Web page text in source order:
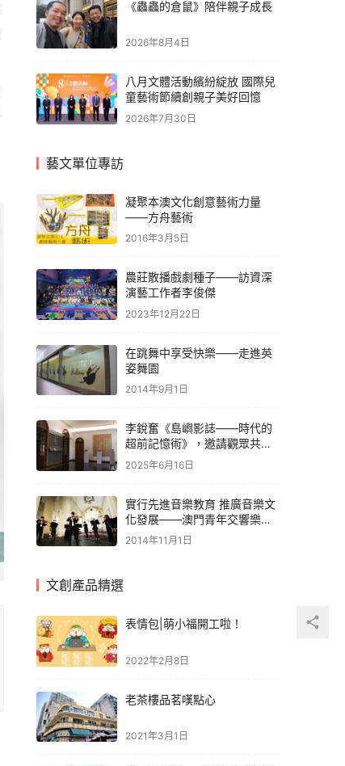
《蟲蟲的倉鼠》陪伴親子成長
2026年8月4日
八月文體活動繽紛綻放 國際兒
童藝術節續創親子美好回憶
2026年7月30日
藝文單位專訪
凝聚本澳文化創意藝術力量
——方舟藝術
2016年3月5日
農莊散播戲劇種子——訪資深
演藝工作者李俊傑
2023年12月22日
在跳舞中享受快樂——走進英
姿舞園
2014年9月1日
李銳奮《島嶼影誌——時代的
超前記憶術》，邀請觀眾共同
延續藝術家的創作記憶
2025年6月16日
實行先進音樂教育 推廣音樂文
化發展——澳門青年交響樂團
協會
2014年11月1日
文創產品精選
表情包|萌小福開工啦！
2022年2月8日
老茶樓品茗嘆點心
2021年3月1日